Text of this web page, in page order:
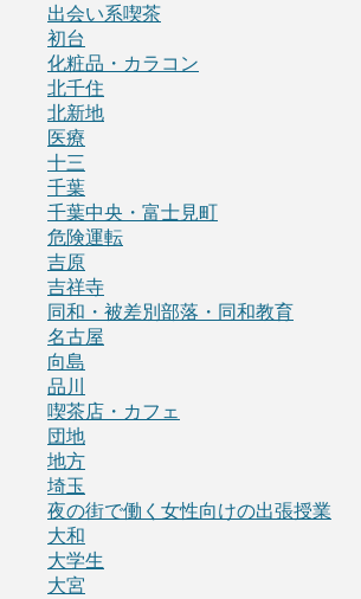
出会い系喫茶
初台
化粧品・カラコン
北千住
北新地
医療
十三
千葉
千葉中央・富士見町
危険運転
吉原
吉祥寺
同和・被差別部落・同和教育
名古屋
向島
品川
喫茶店・カフェ
団地
地方
埼玉
夜の街で働く女性向けの出張授業
大和
大学生
大宮